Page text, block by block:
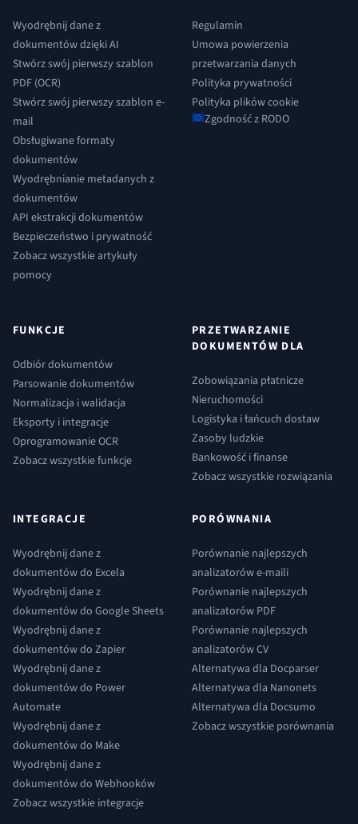
Wyodrębnij dane z
dokumentów dzięki AI
Stwórz swój pierwszy szablon
PDF (OCR)
Stwórz swój pierwszy szablon e-
mail
Obsługiwane formaty
dokumentów
Wyodrębnianie metadanych z
dokumentów
API ekstrakcji dokumentów
Bezpieczeństwo i prywatność
Zobacz wszystkie artykuły
pomocy
Regulamin
Umowa powierzenia
przetwarzania danych
Polityka prywatności
Polityka plików cookie
Zgodność z RODO
FUNKCJE
Odbiór dokumentów
Parsowanie dokumentów
Normalizacja i walidacja
Eksporty i integracje
Oprogramowanie OCR
Zobacz wszystkie funkcje
PRZETWARZANIE
DOKUMENTÓW DLA
Zobowiązania płatnicze
Nieruchomości
Logistyka i łańcuch dostaw
Zasoby ludzkie
Bankowość i finanse
Zobacz wszystkie rozwiązania
INTEGRACJE
Wyodrębnij dane z
dokumentów do Excela
Wyodrębnij dane z
dokumentów do Google Sheets
Wyodrębnij dane z
dokumentów do Zapier
Wyodrębnij dane z
dokumentów do Power
Automate
Wyodrębnij dane z
dokumentów do Make
Wyodrębnij dane z
dokumentów do Webhooków
Zobacz wszystkie integracje
PORÓWNANIA
Porównanie najlepszych
analizatorów e-maili
Porównanie najlepszych
analizatorów PDF
Porównanie najlepszych
analizatorów CV
Alternatywa dla Docparser
Alternatywa dla Nanonets
Alternatywa dla Docsumo
Zobacz wszystkie porównania